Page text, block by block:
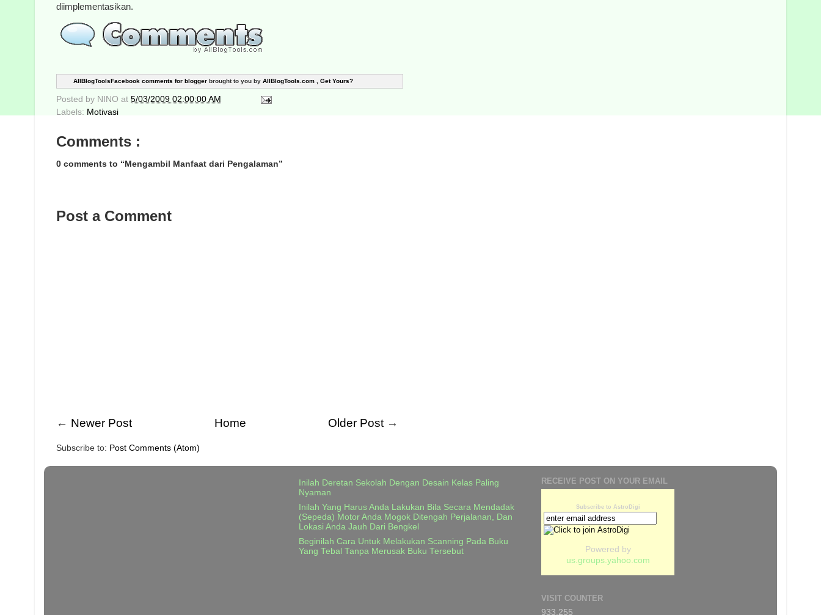
diimplementasikan.
AllBlogToolsFacebook comments for blogger brought to you by AllBlogTools.com , Get Yours?
Posted by NINO at 5/03/2009 02:00:00 AM
Labels: Motivasi
Comments :
0 comments to “Mengambil Manfaat dari Pengalaman”
Post a Comment
← Newer Post Older Post→
Home
Subscribe to: Post Comments (Atom)
Inilah Deretan Sekolah Dengan Desain Kelas Paling
Nyaman
Inilah Yang Harus Anda Lakukan Bila Secara Mendadak
(Sepeda) Motor Anda Mogok Ditengah Perjalanan, Dan
Lokasi Anda Jauh Dari Bengkel
Beginilah Cara Untuk Melakukan Scanning Pada Buku
Yang Tebal Tanpa Merusak Buku Tersebut
RECEIVE POST ON YOUR EMAIL
Subscribe to AstroDigi
Powered by
us.groups.yahoo.com
VISIT COUNTER
933.255